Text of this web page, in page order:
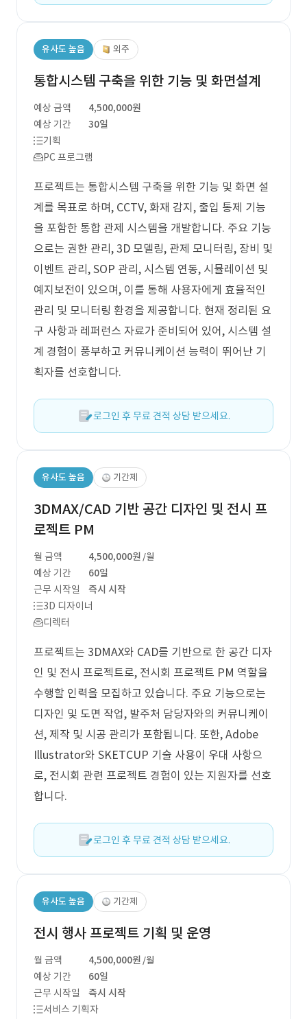
유사도 높음 외주
통합시스템 구축을 위한 기능 및 화면설계
예상 금액
4,500,000원
예상 기간
30일
기획
PC 프로그램
프로젝트는 통합시스템 구축을 위한 기능 및 화면 설
계를 목표로 하며, CCTV, 화재 감지, 출입 통제 기능
을 포함한 통합 관제 시스템을 개발합니다. 주요 기능
으로는 권한 관리, 3D 모델링, 관제 모니터링, 장비 및
이벤트 관리, SOP 관리, 시스템 연동, 시뮬레이션 및
예지보전이 있으며, 이를 통해 사용자에게 효율적인
관리 및 모니터링 환경을 제공합니다. 현재 정리된 요
구 사항과 레퍼런스 자료가 준비되어 있어, 시스템 설
계 경험이 풍부하고 커뮤니케이션 능력이 뛰어난 기
획자를 선호합니다.
로그인 후 무료 견적 상담 받으세요.
유사도 높음 기간제
3DMAX/CAD 기반 공간 디자인 및 전시 프
로젝트 PM
월 금액 4,500,000원 /월
예상 기간
60일
근무 시작일
즉시 시작
3D 디자이너
디렉터
프로젝트는 3DMAX와 CAD를 기반으로 한 공간 디자
인 및 전시 프로젝트로, 전시회 프로젝트 PM 역할을
수행할 인력을 모집하고 있습니다. 주요 기능으로는
디자인 및 도면 작업, 발주처 담당자와의 커뮤니케이
션, 제작 및 시공 관리가 포함됩니다. 또한, Adobe
Illustrator와 SKETCUP 기술 사용이 우대 사항으
로, 전시회 관련 프로젝트 경험이 있는 지원자를 선호
합니다.
로그인 후 무료 견적 상담 받으세요.
유사도 높음 기간제
전시 행사 프로젝트 기획 및 운영
월 금액 4,500,000원 /월
예상 기간
60일
근무 시작일
즉시 시작
서비스 기획자